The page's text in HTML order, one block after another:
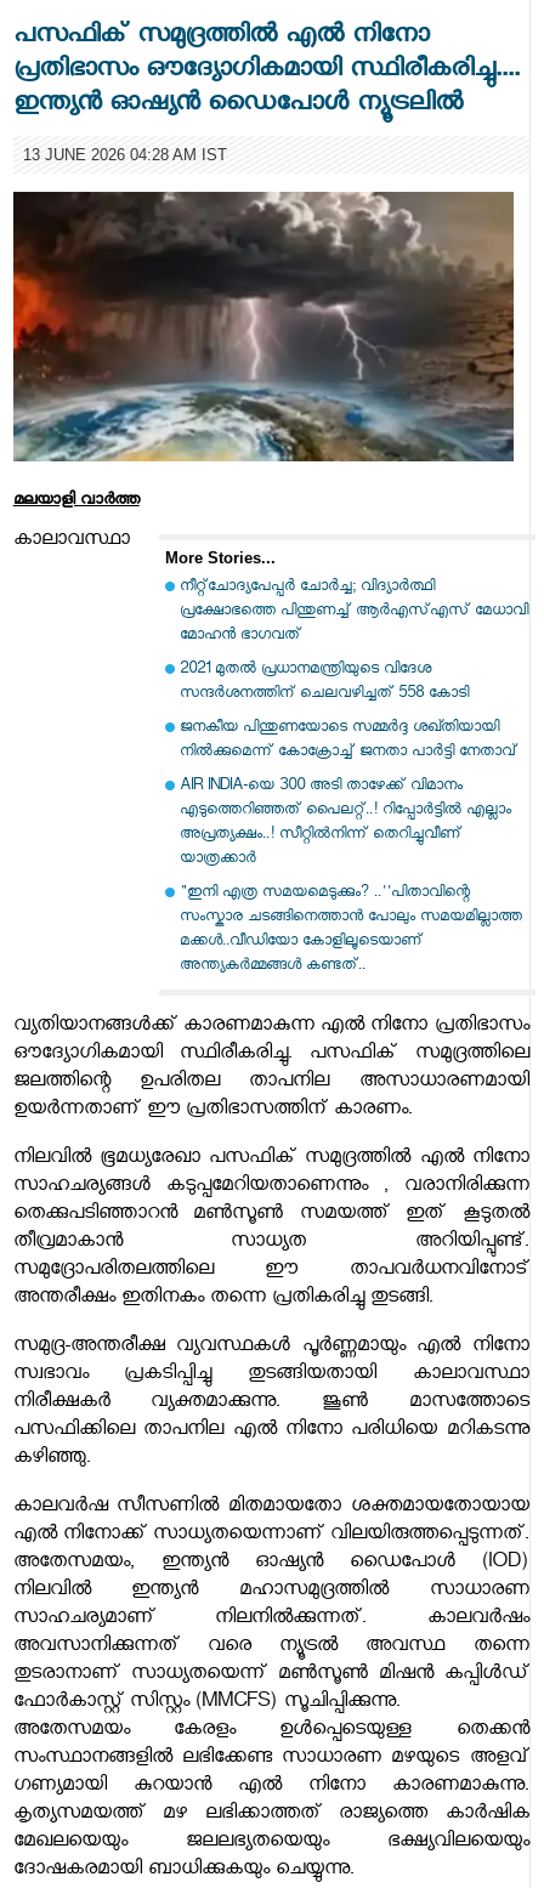
പസഫിക് സമുദ്രത്തിൽ എൽ നിനോ
പ്രതിഭാസം ഔദ്യോഗികമായി സ്ഥിരീകരിച്ചു....
ഇന്ത്യൻ ഓഷ്യൻ ഡൈപോൾ ന്യൂട്രലിൽ
13 JUNE 2026 04:28 AM IST
മലയാളി വാര്‍ത്ത
More Stories...
നീറ്റ്‌ചോദ്യപേപ്പര്‍ ചോര്‍ച്ച; വിദ്യാര്‍ത്ഥി
പ്രക്ഷോഭത്തെ പിന്തുണച്ച് ആര്‍എസ്എസ് മേധാവി
മോഹന്‍ ഭാഗവത്
2021 മുതല്‍ പ്രധാനമന്ത്രിയുടെ വിദേശ
സന്ദര്‍ശനത്തിന് ചെലവഴിച്ചത് 558 കോടി
ജനകീയ പിന്തുണയോടെ സമ്മര്‍ദ്ദ ശഖ്തിയായി
നില്‍ക്കുമെന്ന് കോക്രോച്ച് ജനതാ പാര്‍ട്ടി നേതാവ്
AIR INDIA-യെ 300 അടി താഴേക്ക് വിമാനം
എടുത്തെറിഞ്ഞത് പൈലറ്റ്..! റിപ്പോർട്ടിൽ എല്ലാം
അപ്രത്യക്ഷം..! സീറ്റിൽനിന്ന് തെറിച്ചുവീണ്
യാത്രക്കാർ
"ഇനി എത്ര സമയമെടുക്കും? ..''പിതാവിന്റെ
സംസ്കാര ചടങ്ങിനെത്താൻ പോലും സമയമില്ലാത്ത
മക്കൾ..വീഡിയോ കോളിലൂടെയാണ്
അന്ത്യകർമ്മങ്ങൾ കണ്ടത്..
കാലാവസ്ഥാ
വ്യതിയാനങ്ങൾക്ക് കാരണമാകുന്ന എൽ നിനോ പ്രതിഭാസം
ഔദ്യോഗികമായി സ്ഥിരീകരിച്ചു. പസഫിക് സമുദ്രത്തിലെ
ജലത്തിന്റെ ഉപരിതല താപനില അസാധാരണമായി
ഉയർന്നതാണ് ഈ പ്രതിഭാസത്തിന് കാരണം.
നിലവിൽ ഭൂമധ്യരേഖാ പസഫിക് സമുദ്രത്തിൽ എൽ നിനോ
സാഹചര്യങ്ങൾ കടുപ്പമേറിയതാണെന്നും , വരാനിരിക്കുന്ന
തെക്കുപടിഞ്ഞാറൻ മൺസൂൺ സമയത്ത് ഇത് കൂടുതൽ
തീവ്രമാകാൻ സാധ്യത അറിയിപ്പുണ്ട്.
സമുദ്രോപരിതലത്തിലെ ഈ താപവർധനവിനോട്
അന്തരീക്ഷം ഇതിനകം തന്നെ പ്രതികരിച്ചു തുടങ്ങി.
സമുദ്ര-അന്തരീക്ഷ വ്യവസ്ഥകൾ പൂർണ്ണമായും എൽ നിനോ
സ്വഭാവം പ്രകടിപ്പിച്ചു തുടങ്ങിയതായി കാലാവസ്ഥാ
നിരീക്ഷകർ വ്യക്തമാക്കുന്നു. ജൂൺ മാസത്തോടെ
പസഫിക്കിലെ താപനില എൽ നിനോ പരിധിയെ മറികടന്നു
കഴിഞ്ഞു.
കാലവർഷ സീസണിൽ മിതമായതോ ശക്തമായതോയായ
എൽ നിനോക്ക് സാധ്യതയെന്നാണ് വിലയിരുത്തപ്പെടുന്നത്.
അതേസമയം, ഇന്ത്യൻ ഓഷ്യൻ ഡൈപോൾ (IOD)
നിലവിൽ ഇന്ത്യൻ മഹാസമുദ്രത്തിൽ സാധാരണ
സാഹചര്യമാണ് നിലനിൽക്കുന്നത്. കാലവർഷം
അവസാനിക്കുന്നത് വരെ ന്യൂട്രൽ അവസ്ഥ തന്നെ
തുടരാനാണ് സാധ്യതയെന്ന് മൺസൂൺ മിഷൻ കപ്പിൾഡ്
ഫോർകാസ്റ്റ് സിസ്റ്റം (MMCFS) സൂചിപ്പിക്കുന്നു.
അതേസമയം കേരളം ഉൾപ്പെടെയുള്ള തെക്കൻ
സംസ്ഥാനങ്ങളിൽ ലഭിക്കേണ്ട സാധാരണ മഴയുടെ അളവ്
ഗണ്യമായി കുറയാൻ എൽ നിനോ കാരണമാകുന്നു.
കൃത്യസമയത്ത് മഴ ലഭിക്കാത്തത് രാജ്യത്തെ കാർഷിക
മേഖലയെയും ജലലഭ്യതയെയും ഭക്ഷ്യവിലയെയും
ദോഷകരമായി ബാധിക്കുകയും ചെയ്യുന്നു.